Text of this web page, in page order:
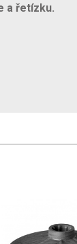
a řetízku.